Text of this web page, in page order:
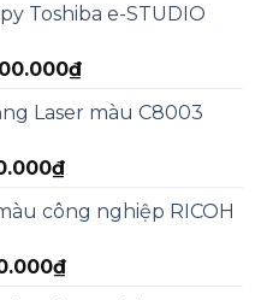
tại
13.000.000₫.
Toshiba e-STUDIO
₫Giá
tại
Laser màu C8003
₫Giá
tại
4.990.000₫.
công nghiệp RICOH
₫Giá